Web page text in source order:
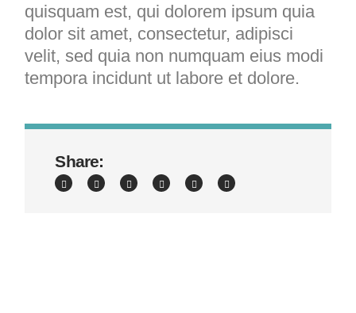
quisquam est, qui dolorem ipsum quia
dolor sit amet, consectetur, adipisci
velit, sed quia non numquam eius modi
tempora incidunt ut labore et dolore.
Share: